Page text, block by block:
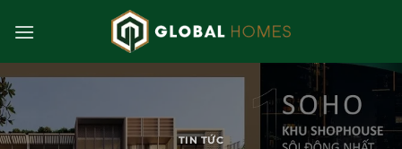
qua
dung
TIN TỨC